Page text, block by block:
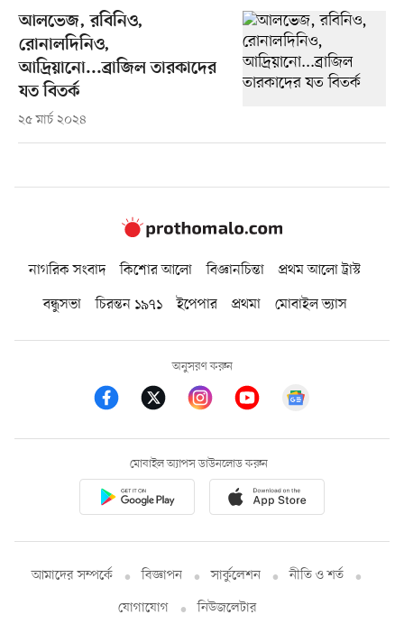
আলভেজ, রবিনিও,
রোনালদিনিও,
আদ্রিয়ানো...ব্রাজিল তারকাদের
যত বিতর্ক
২৫ মার্চ ২০২৪
নাগরিক সংবাদ কিশোর আলো বিজ্ঞানচিন্তা
প্রথম আলো ট্রাস্ট
বন্ধুসভা
চিরন্তন ১৯৭১ ইপেপার প্রথমা মোবাইল ভ্যাস
অনুসরণ করুন
মোবাইল অ্যাপস ডাউনলোড করুন
আমাদের সম্পর্কে বিজ্ঞাপন সার্কুলেশন
নীতি ও শর্ত
যোগাযোগ
নিউজলেটার